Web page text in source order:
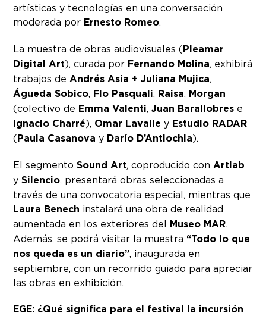
artísticas y tecnologías en una conversación
moderada por Ernesto Romeo.
La muestra de obras audiovisuales (Pleamar
Digital Art), curada por Fernando Molina, exhibirá
trabajos de Andrés Asia + Juliana Mujica,
Águeda Sobico, Flo Pasquali, Raisa, Morgan
(colectivo de Emma Valenti,Juan Barallobres e
Ignacio Charré), Omar Lavalle y Estudio RADAR
(Paula Casanova y Darío D’Antiochia).
El segmento Sound Art, coproducido con Artlab
ySilencio, presentará obras seleccionadas a
través de una convocatoria especial, mientras que
Laura Benech instalará una obra de realidad
aumentada en los exteriores del Museo MAR.
Además, se podrá visitar la muestra “Todo lo que
nos queda es un diario”, inaugurada en
septiembre, con un recorrido guiado para apreciar
las obras en exhibición.
EGE: ¿Qué significa para el festival la incursión